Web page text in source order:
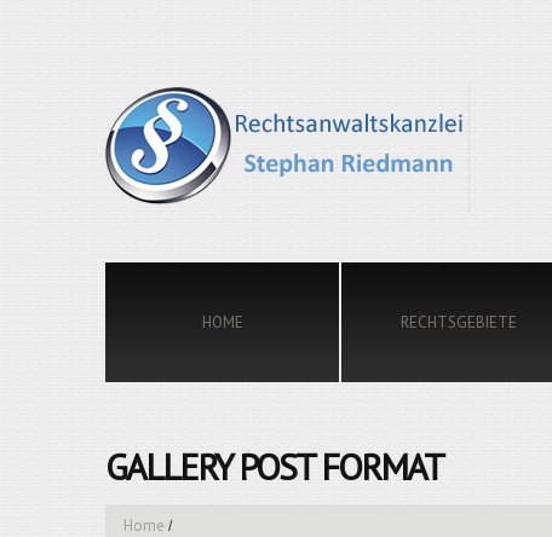
HOME RECHTSGEBIETE
GALLERY POST FORMAT
Home